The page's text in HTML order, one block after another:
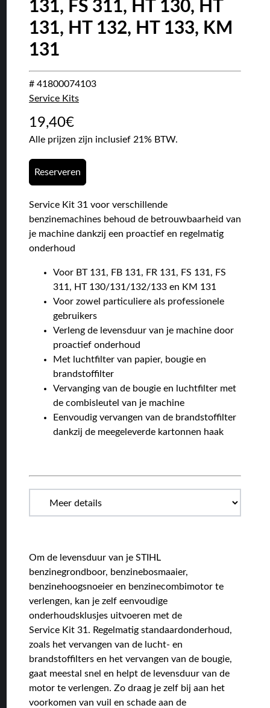
131, FS 311, HT 130, HT
131, HT 132, HT 133, KM
131
# 41800074103
Service Kits
19,40€
Alle prijzen zijn inclusief 21% BTW.
Reserveren
Service Kit 31 voor verschillende
benzinemachines behoud de betrouwbaarheid van
je machine dankzij een proactief en regelmatig
onderhoud
Voor BT 131, FB 131, FR 131, FS 131, FS
311, HT 130/131/132/133 en KM 131
Voor zowel particuliere als professionele
gebruikers
Verleng de levensduur van je machine door
proactief onderhoud
Met luchtfilter van papier, bougie en
brandstoffilter
Vervanging van de bougie en luchtfilter met
de combisleutel van je machine
Eenvoudig vervangen van de brandstoffilter
dankzij de meegeleverde kartonnen haak
Om de levensduur van je STIHL
benzinegrondboor, benzinebosmaaier,
benzinehoogsnoeier en benzinecombimotor te
verlengen, kan je zelf eenvoudige
onderhoudsklusjes uitvoeren met de
Service Kit 31. Regelmatig standaardonderhoud,
zoals het vervangen van de lucht- en
brandstoffilters en het vervangen van de bougie,
gaat meestal snel en helpt de levensduur van de
motor te verlengen. Zo draag je zelf bij aan het
voorkomen van vuil en schade aan de